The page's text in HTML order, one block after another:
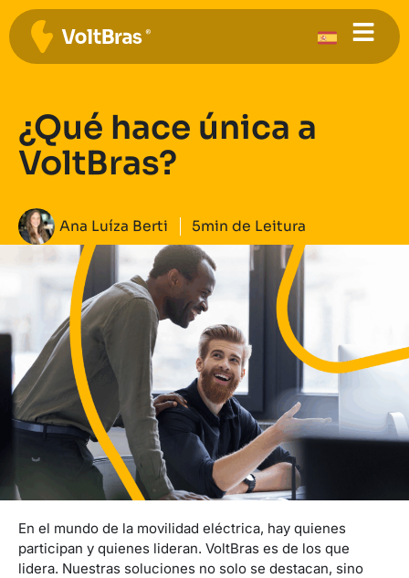
¿Qué hace única a
VoltBras?
Ana Luíza Berti 5min de Leitura
En el mundo de la movilidad eléctrica, hay quienes
participan y quienes lideran. VoltBras es de los que
lidera. Nuestras soluciones no solo se destacan, sino